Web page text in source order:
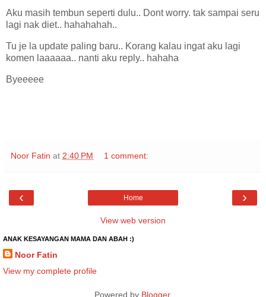
Aku masih tembun seperti dulu.. Dont worry. tak sampai seru
lagi nak diet.. hahahahah..
Tu je la update paling baru.. Korang kalau ingat aku lagi
komen laaaaaa.. nanti aku reply.. hahaha
Byeeeee
Noor Fatin at 2:40 PM 1 comment:
‹ ›
Home
View web version
ANAK KESAYANGAN MAMA DAN ABAH :)
Noor Fatin
View my complete profile
Powered by Blogger.